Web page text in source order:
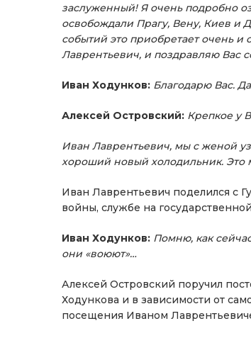
заслуженный! Я очень подробно
освобождали Прагу, Вену, Киев и
событий это приобретает очень
Лаврентьевич, и поздравляю Вас
Иван Ходунков: Благодарю Вас.
Алексей Островский: Крепкое у
Иван Лаврентьевич, мы с женой
хороший новый холодильник. Это
Иван Лаврентьевич поделился с
войны, службе на
Иван Ходунков: Помню, как
они «воюют»…
Алексей Островский поручил
Ходункова и в зависимости от
посещения Иваном